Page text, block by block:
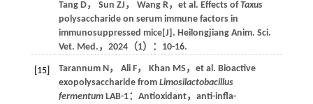
Tang D， Sun ZJ ， Wang R，et al. Effects ofTaxus
polysaccharide on serum immune factors in
immunosuppressed mice[J]. Heilongjiang Anim. Sci.
Vet. Med. ， 2024（1）：10-16.
[15] Tarannum N ， Ali F， Khan MS ，et al. Bioactive
exopolysaccharide from Limosilactobacillus
fermentumLAB-1：Antioxidant，anti-infla-